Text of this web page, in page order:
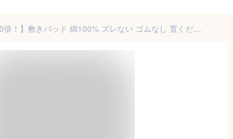
【エントリーでP10倍！】敷きパッド 綿100% ズレない ゴムなし 置くだけ 密着 シングル セミダブル ダブル 洗える オールシーズン ベッドパッド ピタパッド 敷パッド 洗いざらし コットン 滑り止め 抗菌防臭